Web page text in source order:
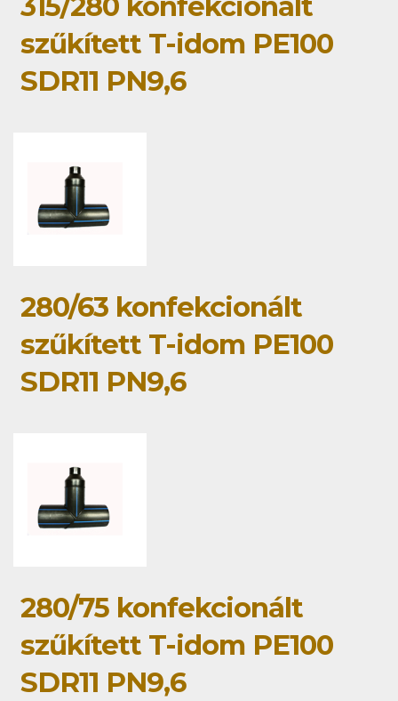
szűkített T-idom PE100
SDR11 PN9,6
280/63 konfekcionált
szűkített T-idom PE100
SDR11 PN9,6
280/75 konfekcionált
szűkített T-idom PE100
SDR11 PN9,6